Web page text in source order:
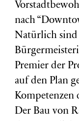
nach
Natürlich
Premier der
auf den Plan
Kompetenzen
Der Bau von